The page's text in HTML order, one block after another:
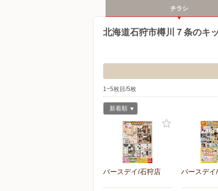
チラシ
北海道石狩市樽川７条のキ
1~5枚目/5枚
新着順
バースデイ/石狩店 バースデイ